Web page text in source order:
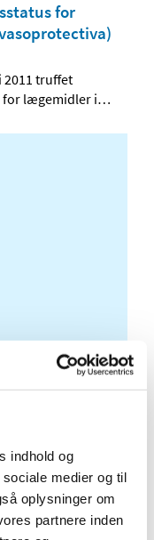
indhold og
medier og til
oplysninger om
partnere inden
for
truffet
for lægemidler i…